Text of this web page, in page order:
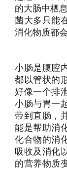
的大肠中栖
菌大多只能
消化物质都
小肠是腹腔
都以管状的
好像一个排
小肠与胃一
带到直肠，
能是帮助消
化合物的消
吸收及消化
的营养物质